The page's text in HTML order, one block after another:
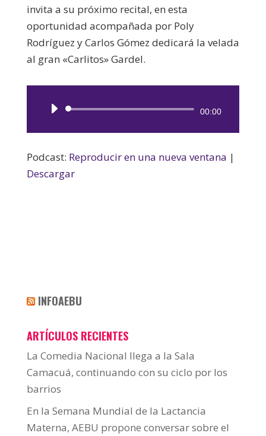
invita a su próximo recital, en esta
oportunidad acompañada por Poly
Rodríguez y Carlos Gómez dedicará la velada
al gran «Carlitos» Gardel.
Reproductor
00:00
Podcast: Reproducir en una nueva ventana |
Descargar
INFOAEBU
ARTÍCULOS RECIENTES
La Comedia Nacional llega a la Sala
Camacuá, continuando con su ciclo por los
barrios
En la Semana Mundial de la Lactancia
Materna, AEBU propone conversar sobre el